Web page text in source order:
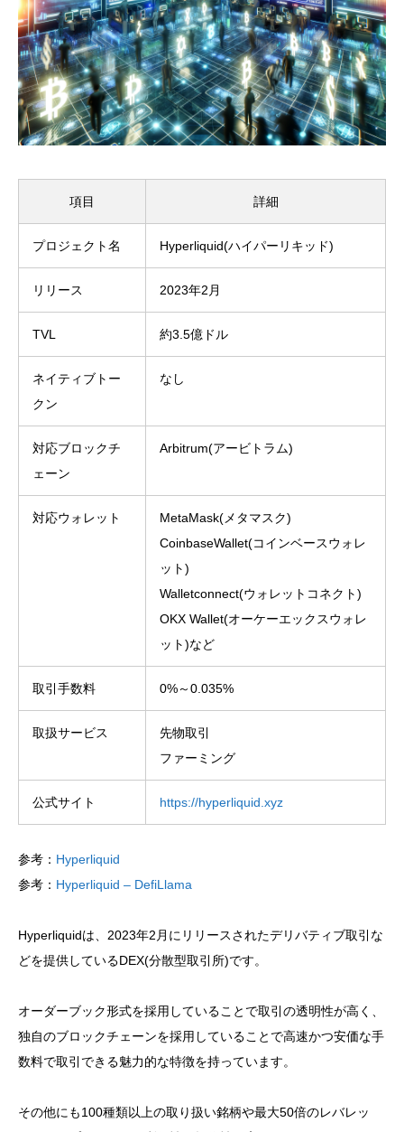
項目 詳細
プロジェクト名 Hyperliquid(ハイパーリキッド)
リリース 2023年2月
TVL 約3.5億ドル
ネイティブトー
クン
なし
対応ブロックチ
ェーン
Arbitrum(アービトラム)
対応ウォレット
MetaMask(メタマスク)
CoinbaseWallet(コインベースウォレ
ット)
Walletconnect(ウォレットコネクト)
OKX Wallet(オーケーエックスウォレ
ット)など
取引手数料 0%～0.035%
取扱サービス
先物取引
ファーミング
公式サイト https://hyperliquid.xyz
参考： Hyperliquid
参考： Hyperliquid – DefiLlama
Hyperliquidは、2023年2月にリリースされたデリバティブ取引な
どを提供しているDEX(分散型取引所)です。
オーダーブック形式を採用していることで取引の透明性が高く、
独自のブロックチェーンを採用していることで高速かつ安価な手
数料で取引できる魅力的な特徴を持っています。
その他にも100種類以上の取り扱い銘柄や最大50倍のレバレッ